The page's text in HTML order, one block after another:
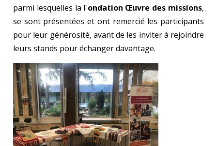
parmi lesquelles la Fondation Œuvre des missions,
se sont présentées et ont remercié les participants
pour leur générosité, avant de les inviter à rejoindre
leurs stands pour échanger davantage.